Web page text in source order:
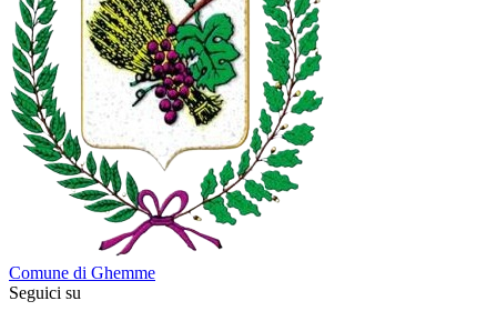
Comune di Ghemme
Seguici su